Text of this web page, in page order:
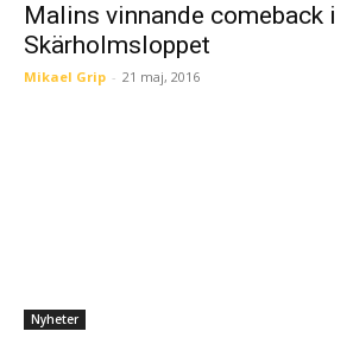
Malins vinnande comeback i
Skärholmsloppet
Mikael Grip - 21 maj, 2016
Nyheter